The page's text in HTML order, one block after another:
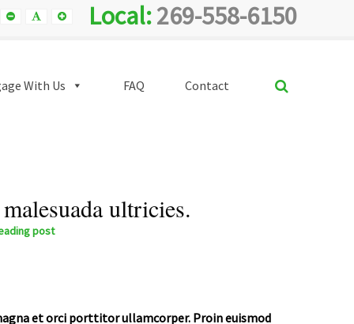
Local:269-558-6150
Smaller
Font
Default
Font
Smaller
With Us FAQ Contact
ultricies.
post
et orci porttitor ullamcorper. Proin euismod